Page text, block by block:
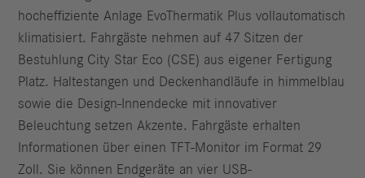
hocheffiziente Anlage EvoThermatik Plus vollautomatisch
klimatisiert. Fahrgäste nehmen auf 47 Sitzen der
Bestuhlung City Star Eco (CSE) aus eigener Fertigung
Platz. Haltestangen und Deckenhandläufe in himmelblau
sowie die Design-Innendecke mit innovativer
Beleuchtung setzen Akzente. Fahrgäste erhalten
Informationen über einen TFT-Monitor im Format 29
Zoll. Sie können Endgeräte an vier USB-